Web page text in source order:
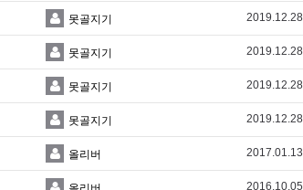
못골지기 2019.12.28
못골지기 2019.12.28
못골지기 2019.12.28
못골지기 2019.12.28
올리버 2017.01.13
2016.10.05